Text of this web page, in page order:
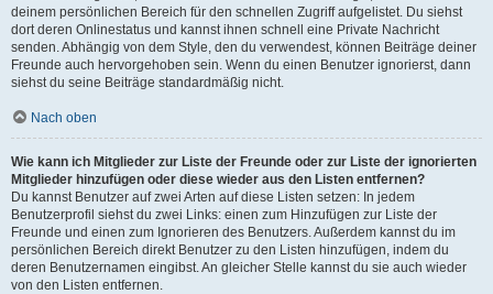
deinem persönlichen Bereich für den schnellen Zugriff aufgelistet. Du siehst
dort deren Onlinestatus und kannst ihnen schnell eine Private Nachricht
senden. Abhängig von dem Style, den du verwendest, können Beiträge deiner
Freunde auch hervorgehoben sein. Wenn du einen Benutzer ignorierst, dann
siehst du seine Beiträge standardmäßig nicht.
Nach oben
Wie kann ich Mitglieder zur Liste der Freunde oder zur Liste der ignorierten
Mitglieder hinzufügen oder diese wieder aus den Listen entfernen?
Du kannst Benutzer auf zwei Arten auf diese Listen setzen: In jedem
Benutzerprofil siehst du zwei Links: einen zum Hinzufügen zur Liste der
Freunde und einen zum Ignorieren des Benutzers. Außerdem kannst du im
persönlichen Bereich direkt Benutzer zu den Listen hinzufügen, indem du
deren Benutzernamen eingibst. An gleicher Stelle kannst du sie auch wieder
von den Listen entfernen.